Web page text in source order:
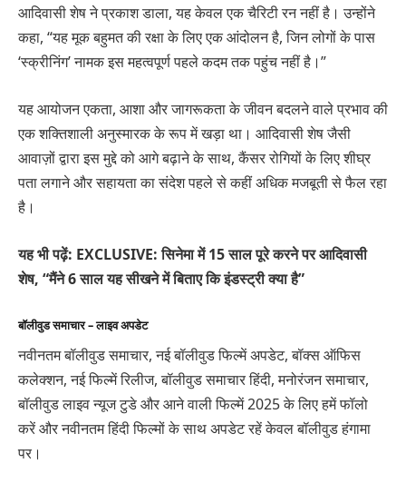
आदिवासी शेष ने प्रकाश डाला, यह केवल एक चैरिटी रन नहीं है। उन्होंने
कहा, “यह मूक बहुमत की रक्षा के लिए एक आंदोलन है, जिन लोगों के पास
‘स्क्रीनिंग’ नामक इस महत्वपूर्ण पहले कदम तक पहुंच नहीं है।”
यह आयोजन एकता, आशा और जागरूकता के जीवन बदलने वाले प्रभाव की
एक शक्तिशाली अनुस्मारक के रूप में खड़ा था। आदिवासी शेष जैसी
आवाज़ों द्वारा इस मुद्दे को आगे बढ़ाने के साथ, कैंसर रोगियों के लिए शीघ्र
पता लगाने और सहायता का संदेश पहले से कहीं अधिक मजबूती से फैल रहा
है।
यह भी पढ़ें: EXCLUSIVE: सिनेमा में 15 साल पूरे करने पर आदिवासी
शेष, “मैंने 6 साल यह सीखने में बिताए कि इंडस्ट्री क्या है”
बॉलीवुड समाचार – लाइव अपडेट
नवीनतम बॉलीवुड समाचार, नई बॉलीवुड फिल्में अपडेट, बॉक्स ऑफिस
कलेक्शन, नई फिल्में रिलीज, बॉलीवुड समाचार हिंदी, मनोरंजन समाचार,
बॉलीवुड लाइव न्यूज टुडे और आने वाली फिल्में 2025 के लिए हमें फॉलो
करें और नवीनतम हिंदी फिल्मों के साथ अपडेट रहें केवल बॉलीवुड हंगामा
पर।